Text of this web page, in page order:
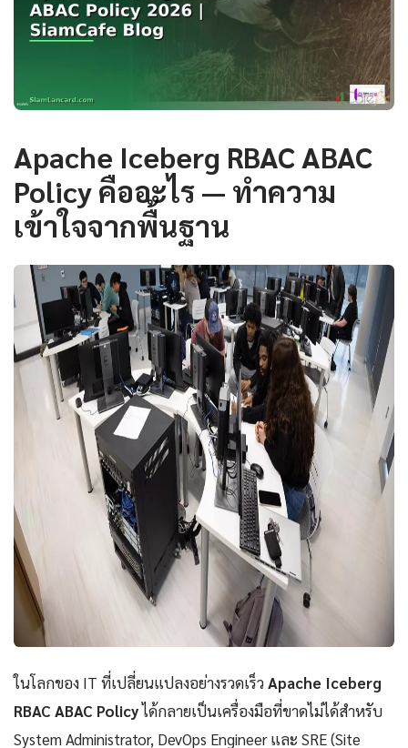
Apache Iceberg RBAC ABAC
Policy คืออะไร — ทำความ
เข้าใจจากพื้นฐาน
ในโลกของ IT ที่เปลี่ยนแปลงอย่างรวดเร็วApache Iceberg
RBAC ABAC Policyได้กลายเป็นเครื่องมือที่ขาดไม่ได้สำหรับ
System Administrator, DevOps Engineer และ SRE (Site